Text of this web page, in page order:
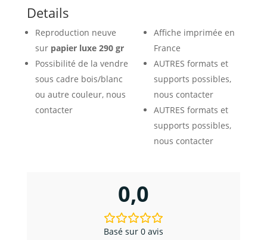
-
La
côte
d'Argent
Details
Reproduction neuve
sur papier luxe 290 gr
Possibilité de la vendre
sous cadre bois/blanc
ou autre couleur, nous
contacter
Affiche imprimée en
France
AUTRES formats et
supports possibles,
nous contacter
AUTRES formats et
supports possibles,
nous contacter
0,0
Basé sur 0 avis